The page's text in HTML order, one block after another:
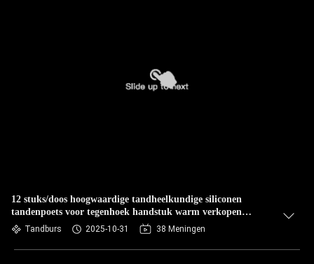
12 stuks/doos hoogwaardige tandheelkundige siliconen
tandenpoets voor tegenhoek handstuk warm verkopen
tandpoets kits
Tandburs 2025-10-31 38 Meningen